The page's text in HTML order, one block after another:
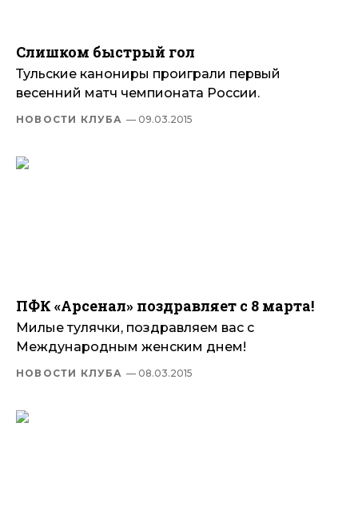
Слишком быстрый гол
Тульские канониры проиграли первый
весенний матч чемпионата России.
НОВОСТИ КЛУБА — 09.03.2015
ПФК «Арсенал» поздравляет с 8 марта!
Милые тулячки, поздравляем вас с
Международным женским днем!
НОВОСТИ КЛУБА — 08.03.2015